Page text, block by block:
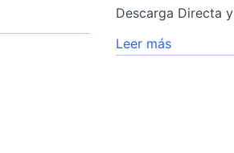
Descarga Directa y
Leer más